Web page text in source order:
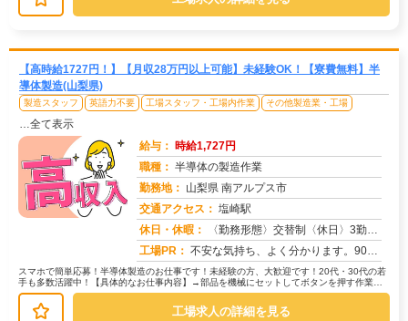
【高時給1727円！】【月収28万円以上可能】未経験OK！【寮費無料】半
導体製造(山梨県)
製造スタッフ 英語力不要 工場スタッフ・工場内作業 その他製造業・工場
…全て表示
給与： 時給1,727円
職種： 半導体の製造作業
勤務地： 山梨県 南アルプス市
交通アクセス： 塩崎駅
休日・休暇：
〈勤務形態〉交替制〈休日〉3勤3休★ＧＷ★夏季休暇★冬季休暇★年末年始
工場PR： 不安な気持ち、よく分かります。90%の方が不安を解消してスタートしています！☆充実のサポート体制で安心！☆→赴任費...
スマホで簡単応募！半導体製造のお仕事です！未経験の方、大歓迎です！20代・30代の若
手も多数活躍中！【具体的なお仕事内容】→部品を機械にセットしてボタンを押す作業、
→製品に部品を組み付ける作業、...
工場求人の詳細を見る